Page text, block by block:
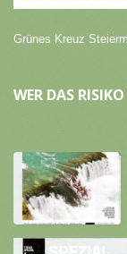
Grünes Kreuz
WER DAS